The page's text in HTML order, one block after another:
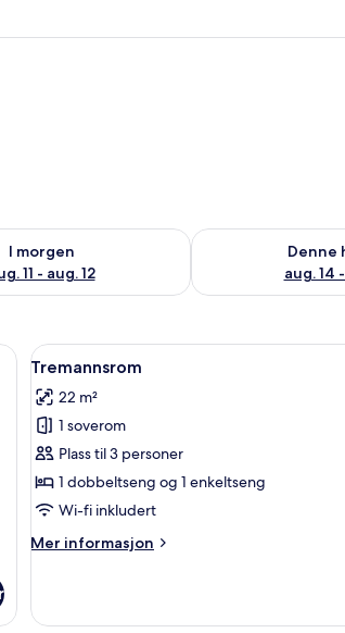
I morgen
11 - aug. 12
for i morgen, aug. 11 - aug. 12
Denne
aug. 14
Sjekk
Åpne
alle
bildene
av
Tremannsrom
Tremannsrom
5
Tremannsrom
22 m²
1 soverom
Plass til 3 personer
1 dobbeltseng og 1 enkeltseng
Wi-fi inkludert
Mer informasjon
Mer